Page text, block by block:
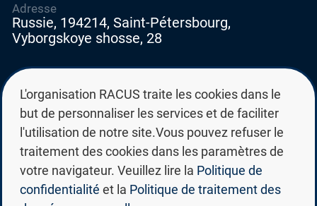
E-mail
education@edurussia.org
edurussia@racus.ru
Adresse
Russie, 194214, Saint-Pétersbourg,
Vyborgskoye shosse, 28
Politique de confidentialité
L'organisation RACUS traite les cookies dans le
but de personnaliser les services et de faciliter
l'utilisation de notre site.Vous pouvez refuser le
traitement des cookies dans les paramètres de
votre navigateur. Veuillez lire la Politique de
confidentialité et la Politique de traitement des